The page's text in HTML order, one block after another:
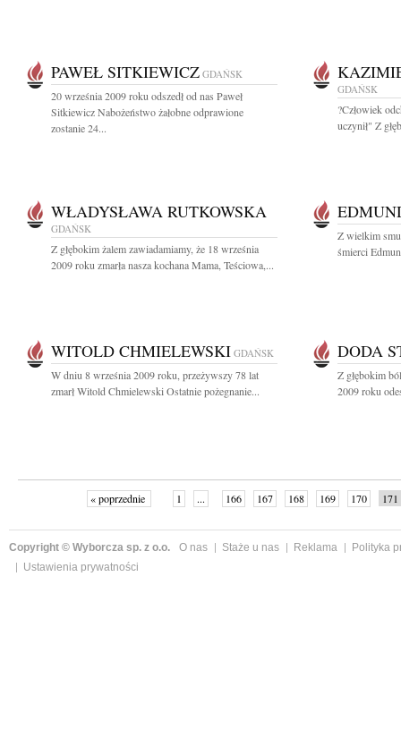
PAWEŁ SITKIEWICZ GDAŃSK
20 września 2009 roku odszedł od nas Paweł
Sitkiewicz Nabożeństwo żałobne odprawione
zostanie 24...
GDAŃSK
?Człowiek
uczynił" Z
WŁADYSŁAWA RUTKOWSKA
GDAŃSK
Z głębokim żalem zawiadamiamy, że 18 września
2009 roku zmarła nasza kochana Mama, Teściowa,...
Z wielkim
śmierci
WITOLD CHMIELEWSKI GDAŃSK
W dniu 8 września 2009 roku, przeżywszy 78 lat
zmarł Witold Chmielewski Ostatnie pożegnanie...
DODA
Z głębokim
2009 roku
« poprzednie 1 ... 166 167 168 169 170 171
Copyright © Wyborcza sp. z o.o. O nas Staże u nas Reklama
Polityka
Ustawienia prywatności